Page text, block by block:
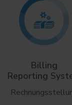
Billing
Reporting